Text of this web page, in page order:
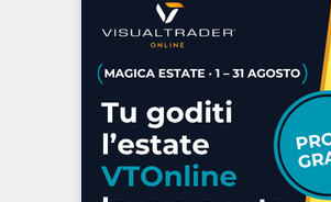
Via Macanno, 38/A
P.IVA 02 452 460 401
Chi siamo
Commenti e segnalazioni